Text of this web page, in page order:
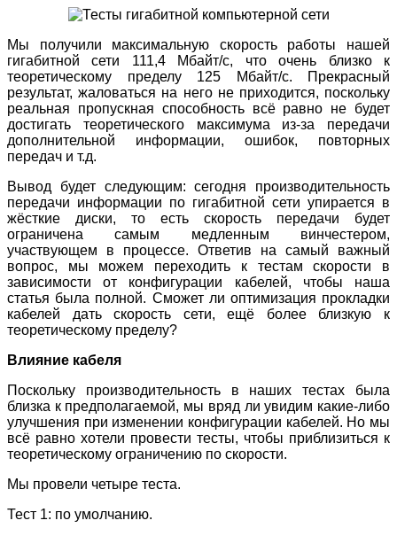
Мы получили максимальную скорость работы нашей
гигабитной сети 111,4 Мбайт/с, что очень близко к
теоретическому пределу 125 Мбайт/с. Прекрасный
результат, жаловаться на него не приходится, поскольку
реальная пропускная способность всё равно не будет
достигать теоретического максимума из-за передачи
дополнительной информации, ошибок, повторных
передач и т.д.
Вывод будет следующим: сегодня производительность
передачи информации по гигабитной сети упирается в
жёсткие диски, то есть скорость передачи будет
ограничена самым медленным винчестером,
участвующем в процессе. Ответив на самый важный
вопрос, мы можем переходить к тестам скорости в
зависимости от конфигурации кабелей, чтобы наша
статья была полной. Сможет ли оптимизация прокладки
кабелей дать скорость сети, ещё более близкую к
теоретическому пределу?
Влияние кабеля
Поскольку производительность в наших тестах была
близка к предполагаемой, мы вряд ли увидим какие-либо
улучшения при изменении конфигурации кабелей. Но мы
всё равно хотели провести тесты, чтобы приблизиться к
теоретическому ограничению по скорости.
Мы провели четыре теста.
Тест 1: по умолчанию.